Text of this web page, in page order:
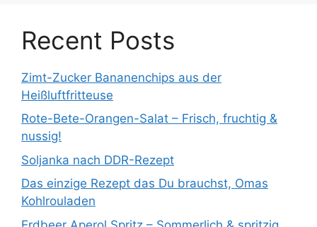
Recent Posts
Zimt-Zucker Bananenchips aus der
Heißluftfritteuse
Rote-Bete-Orangen-Salat – Frisch, fruchtig &
nussig!
Soljanka nach DDR-Rezept
Das einzige Rezept das Du brauchst, Omas
Kohlrouladen